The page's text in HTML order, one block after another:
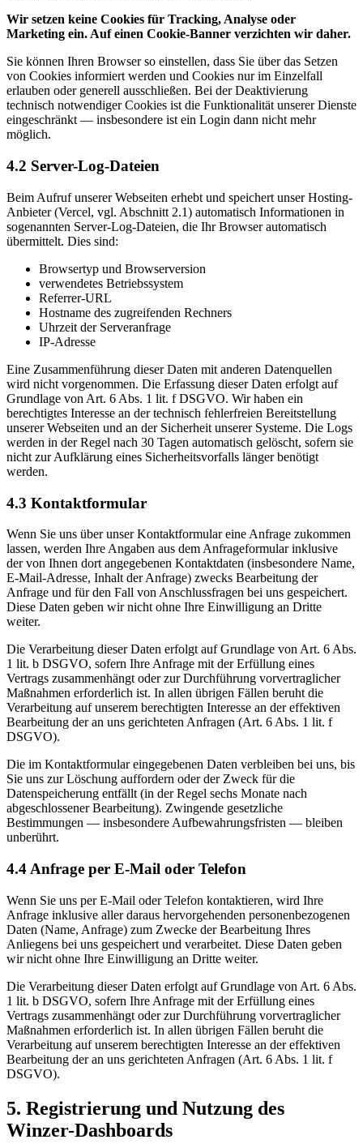
Wir setzen keine Cookies für Tracking, Analyse oder
Marketing ein. Auf einen Cookie-Banner verzichten wir daher.
Sie können Ihren Browser so einstellen, dass Sie über das Setzen
von Cookies informiert werden und Cookies nur im Einzelfall
erlauben oder generell ausschließen. Bei der Deaktivierung
technisch notwendiger Cookies ist die Funktionalität unserer Dienste
eingeschränkt — insbesondere ist ein Login dann nicht mehr
möglich.
4.2 Server-Log-Dateien
Beim Aufruf unserer Webseiten erhebt und speichert unser Hosting-
Anbieter (Vercel, vgl. Abschnitt 2.1) automatisch Informationen in
sogenannten Server-Log-Dateien, die Ihr Browser automatisch
übermittelt. Dies sind:
Browsertyp und Browserversion
verwendetes Betriebssystem
Referrer-URL
Hostname des zugreifenden Rechners
Uhrzeit der Serveranfrage
IP-Adresse
Eine Zusammenführung dieser Daten mit anderen Datenquellen
wird nicht vorgenommen. Die Erfassung dieser Daten erfolgt auf
Grundlage von Art. 6 Abs. 1 lit. f DSGVO. Wir haben ein
berechtigtes Interesse an der technisch fehlerfreien Bereitstellung
unserer Webseiten und an der Sicherheit unserer Systeme. Die Logs
werden in der Regel nach 30 Tagen automatisch gelöscht, sofern sie
nicht zur Aufklärung eines Sicherheitsvorfalls länger benötigt
werden.
4.3 Kontaktformular
Wenn Sie uns über unser Kontaktformular eine Anfrage zukommen
lassen, werden Ihre Angaben aus dem Anfrageformular inklusive
der von Ihnen dort angegebenen Kontaktdaten (insbesondere Name,
E-Mail-Adresse, Inhalt der Anfrage) zwecks Bearbeitung der
Anfrage und für den Fall von Anschlussfragen bei uns gespeichert.
Diese Daten geben wir nicht ohne Ihre Einwilligung an Dritte
weiter.
Die Verarbeitung dieser Daten erfolgt auf Grundlage von Art. 6 Abs.
1 lit. b DSGVO, sofern Ihre Anfrage mit der Erfüllung eines
Vertrags zusammenhängt oder zur Durchführung vorvertraglicher
Maßnahmen erforderlich ist. In allen übrigen Fällen beruht die
Verarbeitung auf unserem berechtigten Interesse an der effektiven
Bearbeitung der an uns gerichteten Anfragen (Art. 6 Abs. 1 lit. f
DSGVO).
Die im Kontaktformular eingegebenen Daten verbleiben bei uns, bis
Sie uns zur Löschung auffordern oder der Zweck für die
Datenspeicherung entfällt (in der Regel sechs Monate nach
abgeschlossener Bearbeitung). Zwingende gesetzliche
Bestimmungen — insbesondere Aufbewahrungsfristen — bleiben
unberührt.
4.4 Anfrage per E-Mail oder Telefon
Wenn Sie uns per E-Mail oder Telefon kontaktieren, wird Ihre
Anfrage inklusive aller daraus hervorgehenden personenbezogenen
Daten (Name, Anfrage) zum Zwecke der Bearbeitung Ihres
Anliegens bei uns gespeichert und verarbeitet. Diese Daten geben
wir nicht ohne Ihre Einwilligung an Dritte weiter.
Die Verarbeitung dieser Daten erfolgt auf Grundlage von Art. 6 Abs.
1 lit. b DSGVO, sofern Ihre Anfrage mit der Erfüllung eines
Vertrags zusammenhängt oder zur Durchführung vorvertraglicher
Maßnahmen erforderlich ist. In allen übrigen Fällen beruht die
Verarbeitung auf unserem berechtigten Interesse an der effektiven
Bearbeitung der an uns gerichteten Anfragen (Art. 6 Abs. 1 lit. f
DSGVO).
5. Registrierung und Nutzung des
Winzer-Dashboards